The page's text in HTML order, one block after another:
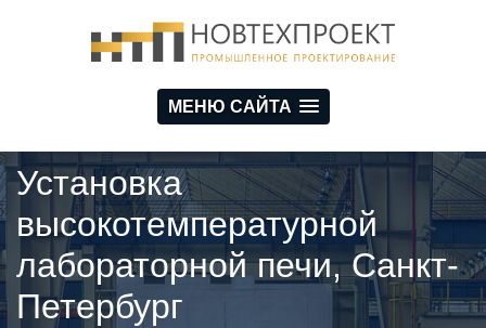
МЕНЮ САЙТА
Установка
высокотемпературной
лабораторной печи, Санкт-
Петербург